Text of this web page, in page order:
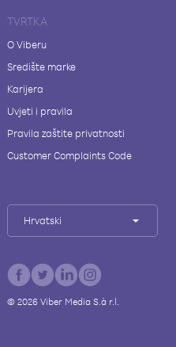
TVRTKA
O Viberu
Središte marke
Karijera
Uvjeti i pravila
Pravila zaštite privatnosti
Customer Complaints Code
Hrvatski
© 2026Viber Media S.à r.l.